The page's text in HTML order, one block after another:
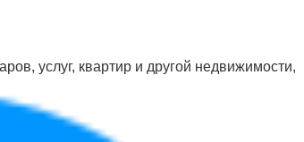
услуг, квартир и другой недвижимости,